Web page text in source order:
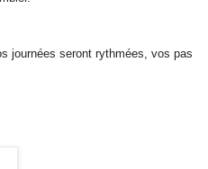
journées seront rythmées, vos pas